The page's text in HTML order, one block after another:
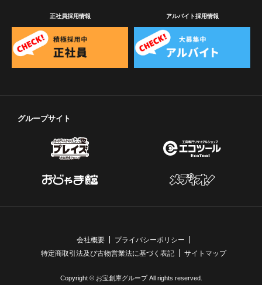
正社員採用情報 アルバイト採用情報
グループサイト
会社概要
プライバシーポリシー
特定商取引法及び古物営業法に基づく表記
サイトマップ
Copyright © お宝創庫グループ All rights reserved.